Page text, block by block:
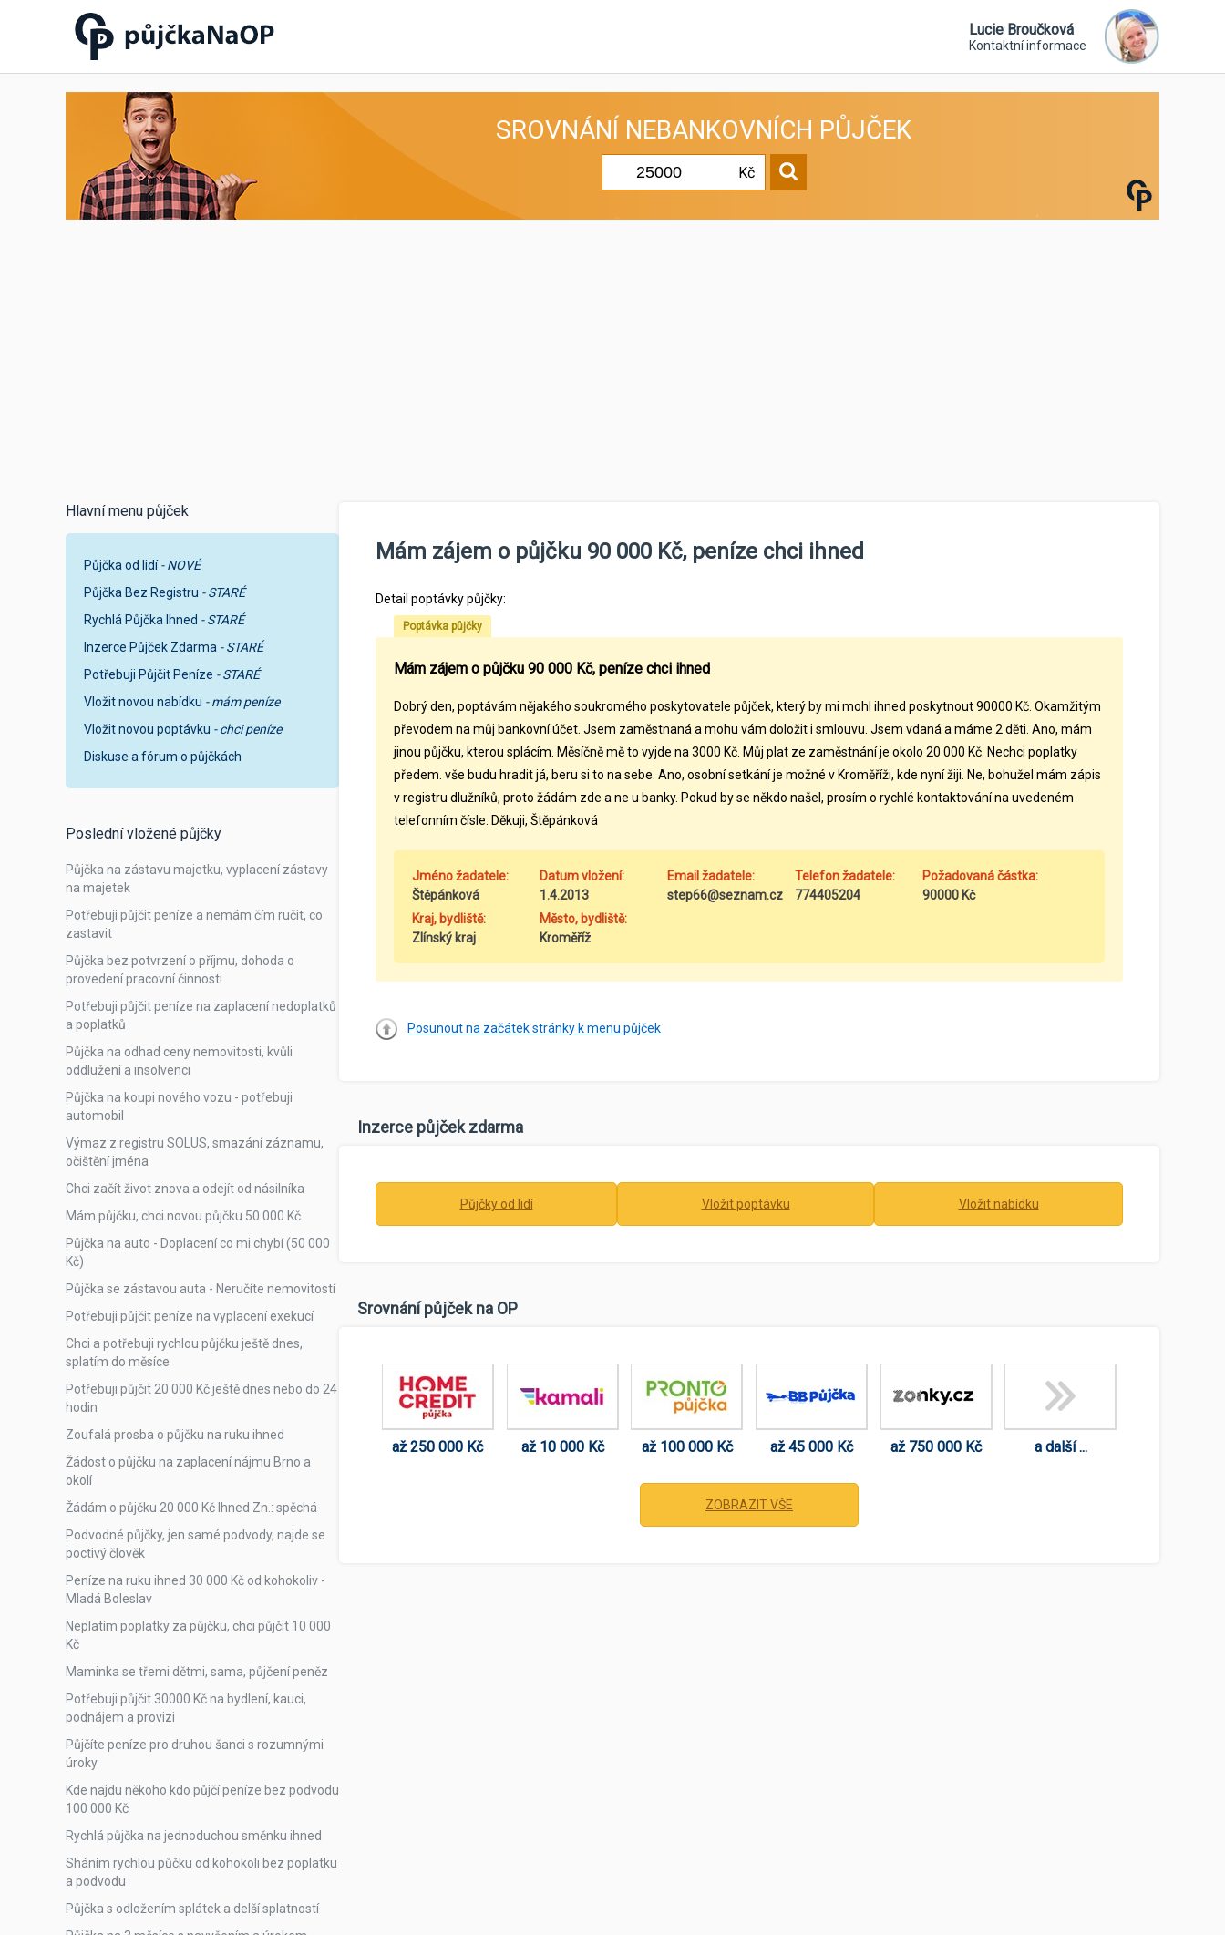
Půjčka na OP občanský
průkaz
Lucie Broučková
Kontaktní informace
SROVNÁNÍ NEBANKOVNÍCH PŮJČEK
Kč
Hlavní menu půjček
Půjčka od lidí- NOVÉ
Půjčka Bez Registru - STARÉ
Rychlá Půjčka Ihned - STARÉ
Inzerce Půjček Zdarma - STARÉ
Potřebuji Půjčit Peníze - STARÉ
Vložit novou nabídku - mám peníze
Vložit novou poptávku - chci peníze
Diskuse a fórum o půjčkách
Poslední vložené půjčky
Půjčka na zástavu majetku, vyplacení zástavy
na majetek
Potřebuji půjčit peníze a nemám čím ručit, co
zastavit
Půjčka bez potvrzení o příjmu, dohoda o
provedení pracovní činnosti
Potřebuji půjčit peníze na zaplacení nedoplatků
a poplatků
Půjčka na odhad ceny nemovitosti, kvůli
oddlužení a insolvenci
Půjčka na koupi nového vozu - potřebuji
automobil
Výmaz z registru SOLUS, smazání záznamu,
očištění jména
Chci začít život znova a odejít od násilníka
Mám půjčku, chci novou půjčku 50 000 Kč
Půjčka na auto - Doplacení co mi chybí (50 000
Kč)
Půjčka se zástavou auta - Neručíte nemovitostí
Potřebuji půjčit peníze na vyplacení exekucí
Chci a potřebuji rychlou půjčku ještě dnes,
splatím do měsíce
Potřebuji půjčit 20 000 Kč ještě dnes nebo do 24
hodin
Zoufalá prosba o půjčku na ruku ihned
Žádost o půjčku na zaplacení nájmu Brno a
okolí
Žádám o půjčku 20 000 Kč Ihned Zn.: spěchá
Podvodné půjčky, jen samé podvody, najde se
poctivý člověk
Peníze na ruku ihned 30 000 Kč od kohokoliv -
Mladá Boleslav
Neplatím poplatky za půjčku, chci půjčit 10 000
Kč
Maminka se třemi dětmi, sama, půjčení peněz
Potřebuji půjčit 30000 Kč na bydlení, kauci,
podnájem a provizi
Půjčíte peníze pro druhou šanci s rozumnými
úroky
Kde najdu někoho kdo půjčí peníze bez podvodu
100 000 Kč
Rychlá půjčka na jednoduchou směnku ihned
Sháním rychlou půčku od kohokoli bez poplatku
a podvodu
Půjčka s odložením splátek a delší splatností
Mám zájem o půjčku 90 000 Kč, peníze chci ihned
Detail poptávky půjčky:
Poptávka půjčky
Mám zájem o půjčku 90 000 Kč, peníze chci ihned
Dobrý den, poptávám nějakého soukromého poskytovatele půjček, který by mi mohl ihned poskytnout 90000 Kč. Okamžitým
převodem na můj bankovní účet. Jsem zaměstnaná a mohu vám doložit i smlouvu. Jsem vdaná a máme 2 děti. Ano, mám
jinou půjčku, kterou splácím. Měsíčně mě to vyjde na 3000 Kč. Můj plat ze zaměstnání je okolo 20 000 Kč. Nechci poplatky
předem. vše budu hradit já, beru si to na sebe. Ano, osobní setkání je možné v Kroměříži, kde nyní žiji. Ne, bohužel mám zápis
v registru dlužníků, proto žádám zde a ne u banky. Pokud by se někdo našel, prosím o rychlé kontaktování na uvedeném
telefonním čísle. Děkuji, Štěpánková
Jméno žadatele:
Štěpánková
Datum vložení:
1.4.2013
Email žadatele:
step66@seznam.cz
Telefon žadatele:
774405204
Požadovaná částka:
90000 Kč
Kraj, bydliště:
Zlínský kraj
Město, bydliště:
Kroměříž
Posunout na začátek stránky k menu půjček
Inzerce půjček zdarma
Půjčky od lidí Vložit poptávku Vložit nabídku
Srovnání půjček na OP
až 250 000 Kč až 10 000 Kč až 100 000 Kč až 45 000 Kč až 750 000 Kč a další ...
ZOBRAZIT VŠE